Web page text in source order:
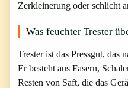
Zerkleinerung oder schlicht
Was feuchter Trester
Trester ist das Pressgut, das
Er besteht aus Fasern,
Resten von Saft, die das